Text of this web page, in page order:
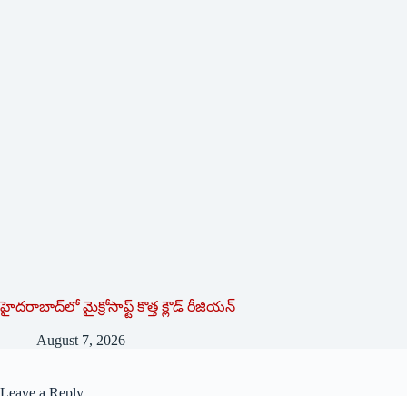
హైదరాబాద్‌లో మైక్రోసాఫ్ట్ ‌కొత్త క్లౌడ్‌ ‌రీజియన్‌
August 7, 2026
Leave a Reply